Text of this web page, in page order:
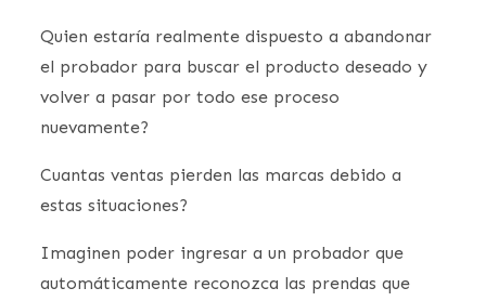
Quien estaría realmente dispuesto a abandonar
el probador para buscar el producto deseado y
volver a pasar por todo ese proceso
nuevamente?
Cuantas ventas pierden las marcas debido a
estas situaciones?
Imaginen poder ingresar a un probador que
automáticamente reconozca las prendas que